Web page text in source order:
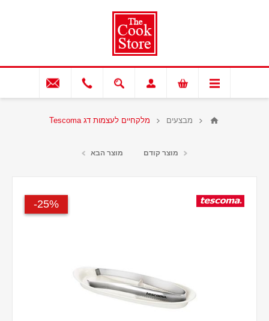
מבצעים מלקחיים לעצמות דג Tescoma
מוצר קודם מוצר הבא
25%-